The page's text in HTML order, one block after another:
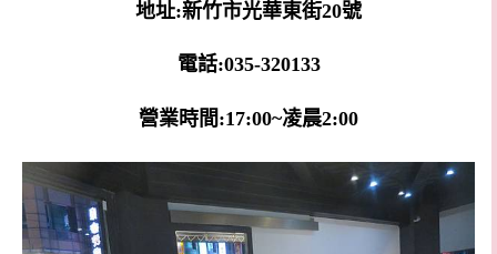
地址:新竹市光華東街20號
電話:035-320133
營業時間:17:00~凌晨2:00